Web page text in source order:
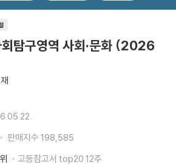
탐구영역 사회·문화 (2026
판매지수 198,585
고등참고서 top20 12주